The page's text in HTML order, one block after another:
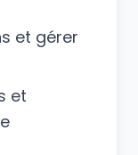
et gérer
et